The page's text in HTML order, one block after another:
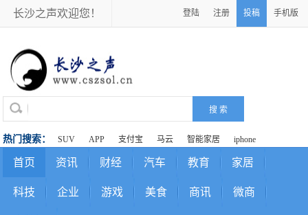
长沙之声欢迎您！ 登陆 注册 投稿 手机版
热门搜索： SUV APP 支付宝 马云 智能家居 iphone
首页 资讯 财经 汽车 教育 家居
科技 企业 游戏 美食 商讯 微商